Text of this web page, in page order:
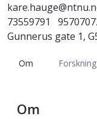
73559791
Gunnerus gate 1,
Om Forskning
Om